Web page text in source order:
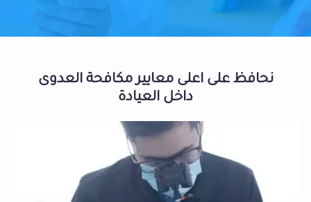
نحافظ على اعلى معايير مكافحة العدوى
داخل العيادة